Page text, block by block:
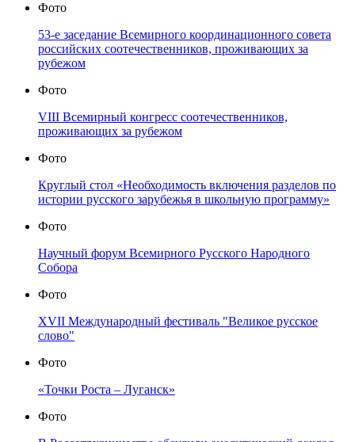
Фото
53-е заседание Всемирного координационного совета
российских соотечественников, проживающих за
рубежом
Фото
VIII Всемирный конгресс соотечественников,
проживающих за рубежом
Фото
Круглый стол «Необходимость включения разделов по
истории русского зарубежья в школьную программу»
Фото
Научный форум Всемирного Русского Народного
Собора
Фото
XVII Международный фестиваль "Великое русское
слово"
Фото
«Точки Роста – Луганск»
Фото